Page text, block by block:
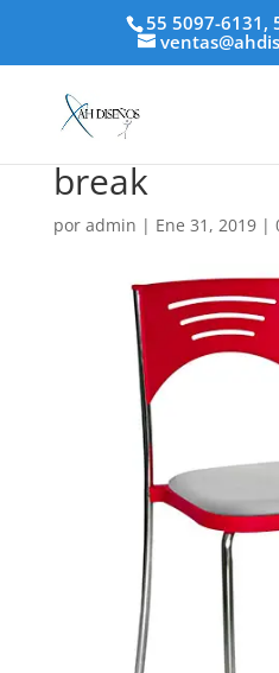
55 5097-6131,
break
por admin | Ene 31, 2019|